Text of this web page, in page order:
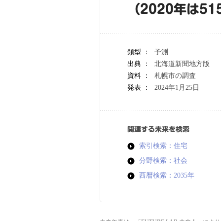
（2020年は
類型 ：
予測
出典 ：
北海道新聞地方版
資料 ：
札幌市の調査
発表 ：
2024年1月25日
関連する未来を検索
索引検索：住宅
分野検索：社会
西暦検索：2035年